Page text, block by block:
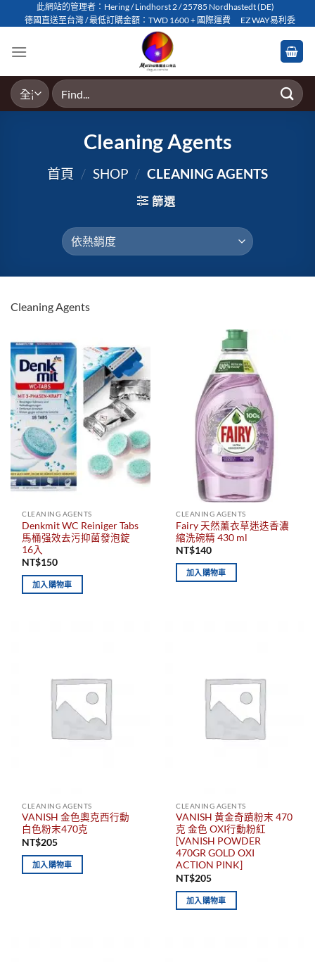
to
此網站的管理者：Hering / Lindhorst 2 / 25785 Nordhastedt (DE)
德國直送至台灣 / 最低訂購金額：TWD 1600 + 國際運費
EZ WAY易利委
搜
尋
Cleaning Agents
首頁 / SHOP / CLEANING AGENTS
篩選
Cleaning Agents
CLEANING AGENTS
Denkmit WC Reiniger Tabs
馬桶强效去污抑菌發泡錠
16入
NT$150
加入購物車
CLEANING AGENTS
Fairy 天然薰衣草迷迭香濃
縮洗碗精 430 ml
NT$140
加入購物車
CLEANING AGENTS
VANISH 金色奧克西行動
白色粉末470克
NT$205
加入購物車
CLEANING AGENTS
VANISH 黄金奇蹟粉末 470
克 金色 OXI行動粉紅
[VANISH POWDER
470GR GOLD OXI
ACTION PINK]
NT$205
加入購物車